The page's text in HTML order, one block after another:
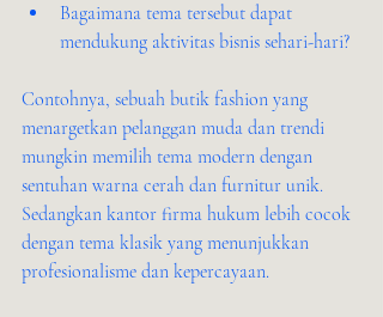
Bagaimana tema tersebut dapat
mendukung aktivitas bisnis sehari-hari?
Contohnya, sebuah butik fashion yang
menargetkan pelanggan muda dan trendi
mungkin memilih tema modern dengan
sentuhan warna cerah dan furnitur unik.
Sedangkan kantor firma hukum lebih cocok
dengan tema klasik yang menunjukkan
profesionalisme dan kepercayaan.